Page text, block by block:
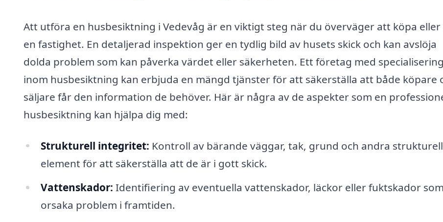
Att utföra en husbesiktning i Vedevåg är en viktigt steg när du överväger att köpa eller
en fastighet. En detaljerad inspektion ger en tydlig bild av husets skick och kan avslöja
dolda problem som kan påverka värdet eller säkerheten. Ett företag med specialisering
inom husbesiktning kan erbjuda en mängd tjänster för att säkerställa att både köpare
säljare får den information de behöver. Här är några av de aspekter som en
husbesiktning kan hjälpa dig med:
Strukturell integritet: Kontroll av bärande väggar, tak, grund och andra
element för att säkerställa att de är i gott skick.
Vattenskador: Identifiering av eventuella vattenskador, läckor eller fuktskador
orsaka problem i framtiden.